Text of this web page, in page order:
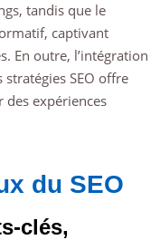
tandis que le
captivant
En outre, l’intégration
SEO offre
expériences
du SEO
clés,